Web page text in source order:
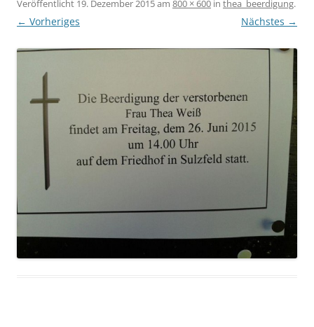
Veröffentlicht 19. Dezember 2015am 800 × 600 in thea_beerdigung.
← Vorheriges Nächstes →